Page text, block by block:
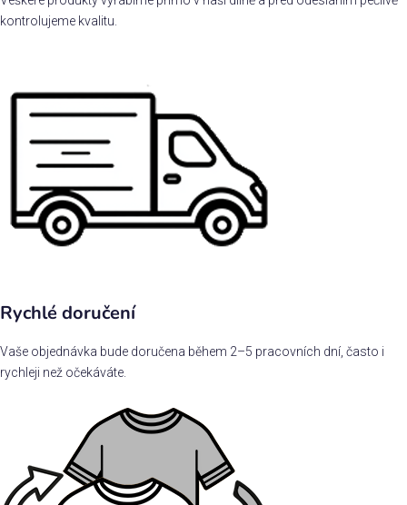
kontrolujeme kvalitu.
Rychlé doručení
Vaše objednávka bude doručena během 2–5 pracovních dní, často i
rychleji než očekáváte.